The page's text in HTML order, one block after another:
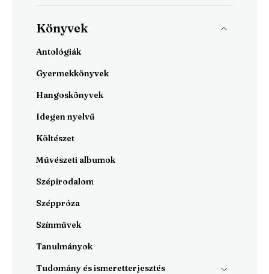
Könyvek
Antológiák
Gyermekkönyvek
Hangoskönyvek
Idegen nyelvű
Költészet
Művészeti albumok
Szépirodalom
Széppróza
Színművek
Tanulmányok
Tudomány és ismeretterjesztés